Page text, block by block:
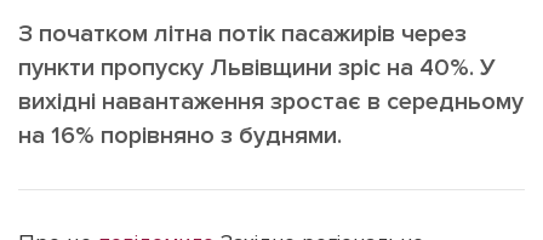
Зв'язатися з нами
[email protected] Реклама на сайті
Політика конфіденційності
З початком літна потік пасажирів через
пункти пропуску Львівщини зріс на 40%. У
вихідні навантаження зростає в середньому
на 16% порівняно з буднями.